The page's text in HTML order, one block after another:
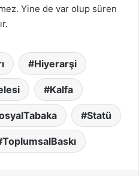
Yine de var olup süren
Hiyerarşi
Kalfa
Statü
ToplumsalBaskı